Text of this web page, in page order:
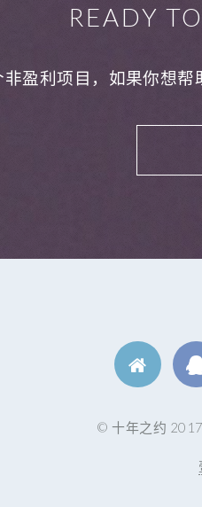
READY
盈利项目，如果你想帮
© 十年之约